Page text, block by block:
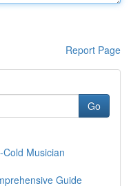
Report Page
Go
Musician
Guide